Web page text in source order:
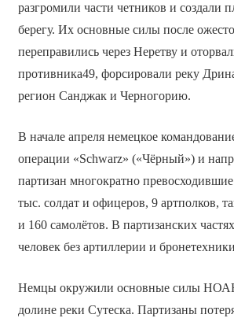
разгромили части четников и создали
берегу. Их основные силы после
переправились через Неретву и
противника49, форсировали реку
регион Санджак и Черногорию.
В начале апреля немецкое
операции «Schwarz» («Чёрный») и
партизан многократно
тыс. солдат и офицеров, 9 артполков,
и 160 самолётов. В партизанских
человек без артиллерии и
Немцы окружили основные силы
долине реки Сутеска. Партизаны